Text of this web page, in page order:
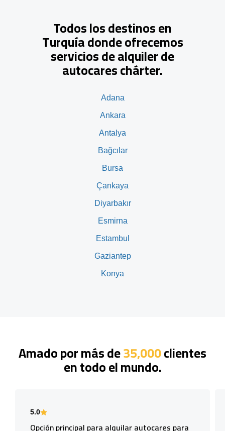
Todos los destinos en
Turquía donde ofrecemos
servicios de alquiler de
autocares chárter.
Adana
Ankara
Antalya
Bağcılar
Bursa
Çankaya
Diyarbakır
Esmirna
Estambul
Gaziantep
Konya
Amado por más de35,000clientes
en todo el mundo.
5.0
Opción principal para alquilar autocares para